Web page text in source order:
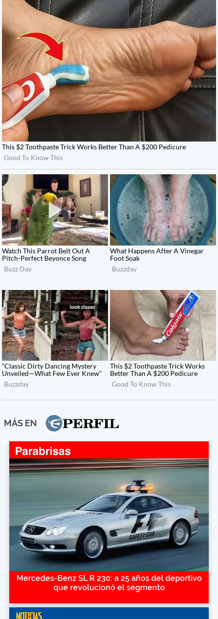
MÁS EN
Mercedes-Benz SL R 230: a 25 años del deportivo
que revolucionó el segmento